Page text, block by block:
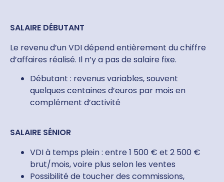
SALAIRE DÉBUTANT
Le revenu d’un VDI dépend entièrement du chiffre
d’affaires réalisé. Il n’y a pas de salaire fixe.
Débutant : revenus variables, souvent
quelques centaines d’euros par mois en
complément d’activité
SALAIRE SÉNIOR
VDI à temps plein : entre 1 500 € et 2 500 €
brut/mois, voire plus selon les ventes
Possibilité de toucher des commissions,